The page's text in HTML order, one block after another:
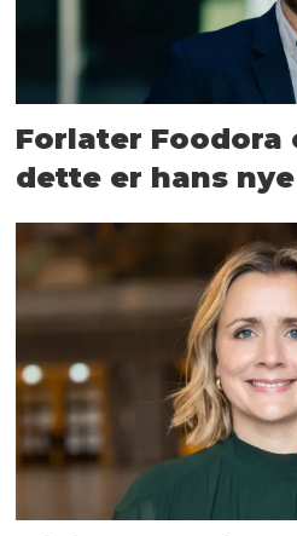
Forlater Foodora
dette er hans